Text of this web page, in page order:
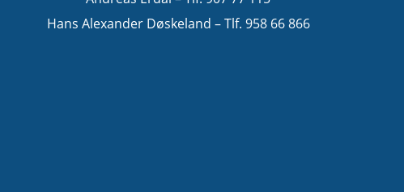
Hans Alexander Døskeland – Tlf. 958 66 866